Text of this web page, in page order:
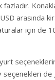
arasında
için de
seçenekleri